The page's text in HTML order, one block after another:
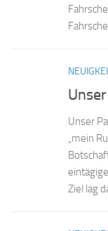
Unser
„mein
Ziel lag